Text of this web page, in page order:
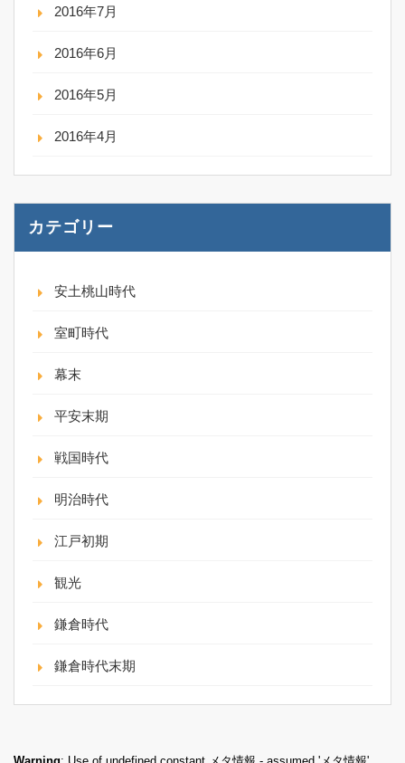
2016年7月
2016年6月
2016年5月
2016年4月
カテゴリー
安土桃山時代
室町時代
幕末
平安末期
戦国時代
明治時代
江戸初期
観光
鎌倉時代
鎌倉時代末期